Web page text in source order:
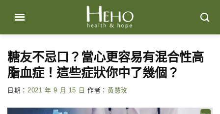
content
糖友不忌口？當心更容易有混合性高
脂血症！這些症狀你中了幾個？
日期： 2021 年 9 月 15 日 作者： 黃慧玫